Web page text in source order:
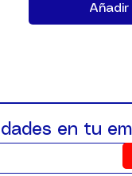
en tu